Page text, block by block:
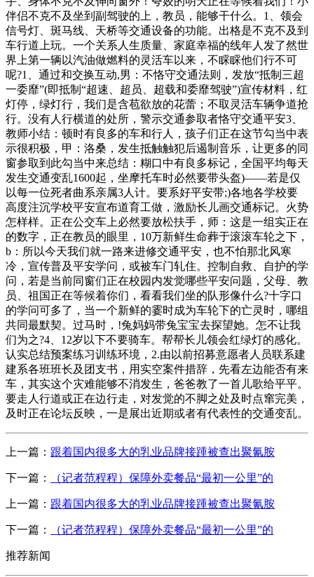
上一篇： 跟着国内很多大的乳业品牌接踵被查出聚氰胺
下一篇： （记者范程程）保障外卖餐品“最初一公里”的
上一篇： 跟着国内很多大的乳业品牌接踵被查出聚氰胺
下一篇： （记者范程程）保障外卖餐品“最初一公里”的
推荐新闻